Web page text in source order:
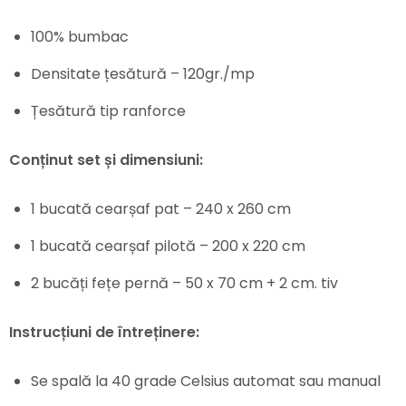
100% bumbac
Densitate țesătură – 120gr./mp
Țesătură tip ranforce
Conținut set și dimensiuni:
1 bucată cearșaf pat – 240 x 260 cm
1 bucată cearșaf pilotă – 200 x 220 cm
2 bucăți fețe pernă – 50 x 70 cm + 2 cm. tiv
Instrucțiuni de întreținere:
Se spală la 40 grade Celsius automat sau manual